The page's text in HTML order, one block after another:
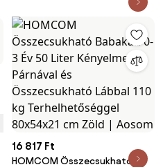
16 817 Ft
HOMCOM Összecsukható